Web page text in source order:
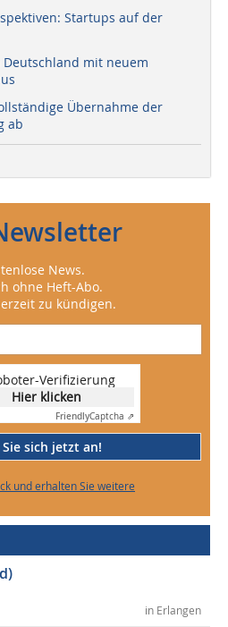
Startups auf der
mit neuem
Übernahme der
ab
News.
ohne Heft-Abo.
zu kündigen.
Verifizierung
Hier klicken
FriendlyCaptcha ⇗
sich jetzt an!
und erhalten Sie weitere
in Erlangen